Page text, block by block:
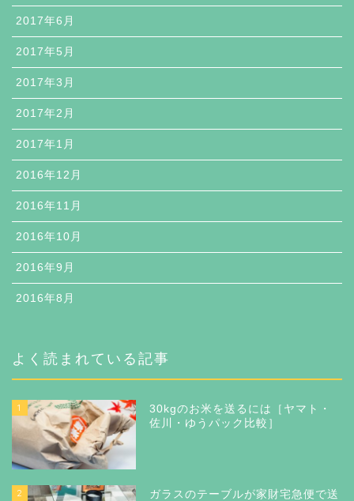
2017年6月
2017年5月
2017年3月
2017年2月
2017年1月
2016年12月
2016年11月
2016年10月
2016年9月
2016年8月
よく読まれている記事
1
30kgのお米を送るには［ヤマト・
佐川・ゆうパック比較］
2
ガラスのテーブルが家財宅急便で送